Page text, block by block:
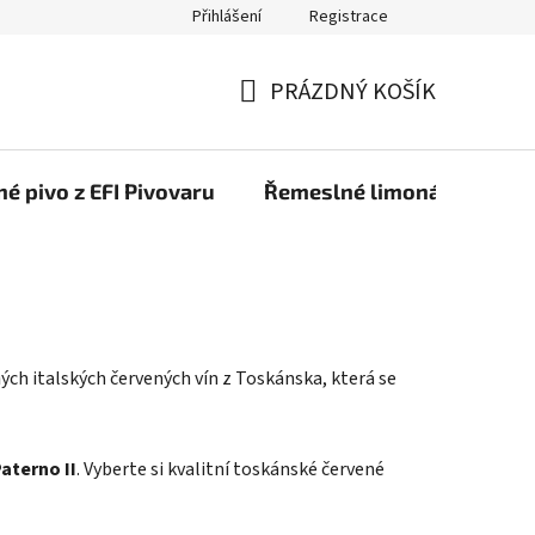
Přihlášení Registrace
KOŠÍK
PRÁZDNÝ KOŠÍK
pivo z EFI Pivovaru Řemeslné limonády z EFI
italských červených vín z Toskánska, která se
II. Vyberte si kvalitní toskánské červené